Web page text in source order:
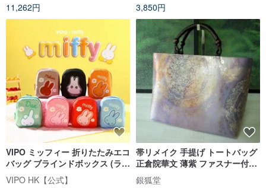
11,262円
3,850円
VIPO ミッフィー 折りたたみエコ
バッグ ブラインドボックス (ラン
ダムパッケージ) MIF37566
VIPO HK【公式】
帯リメイク 手提げ トートバッグ
正倉院華文 薄紫 ファスナー付
A4サイズ
銀狐堂